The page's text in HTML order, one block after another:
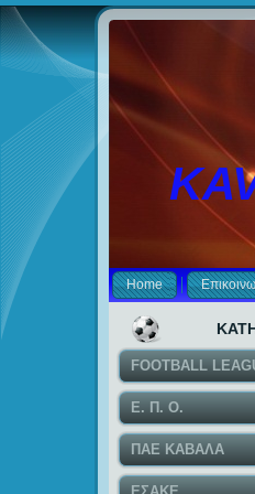
Home
FOOTBALL
Ε. Π. Ο.
ΠΑΕ ΚΑΒΑΛΑ